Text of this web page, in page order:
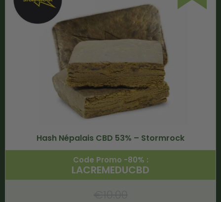
Hash Népalais CBD 53% – Stormrock
Code Promo -80% :
LACREMEDUCBD